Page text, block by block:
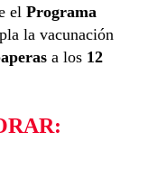
el Programa
la vacunación
a los 12